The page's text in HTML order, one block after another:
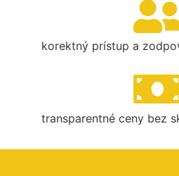
korektný prístup a
transparentné ceny bez